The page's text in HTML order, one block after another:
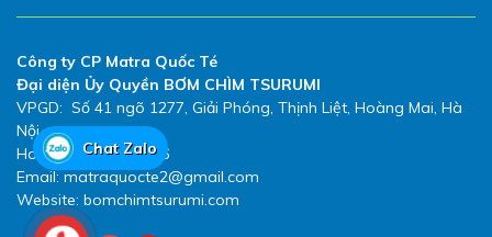
Công ty CP Matra Quốc Té
Đại diện Ủy Quyền BƠM CHÌM TSURUMI
VPGD: Số 41 ngõ 1277, Giải Phóng, Thịnh Liệt, Hoàng Mai, Hà
Nội
Hotline: 0983.480.896
Email: matraquocte2@gmail.com
Website: bomchimtsurumi.com
Chat Zalo